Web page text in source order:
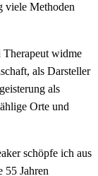
viele Methoden
Therapeut widme
als Darsteller
als
Orte und
schöpfe ich aus
55 Jahren